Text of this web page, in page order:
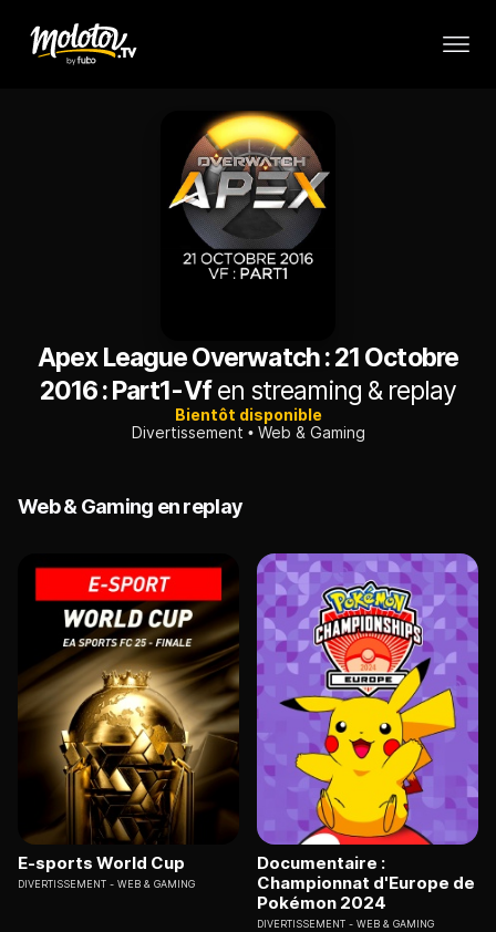
Apex League Overwatch : 21 Octobre
2016 : Part1-Vfen streaming & replay
Bientôt disponible
Divertissement
Web & Gaming
Web & Gaming en replay
E-sports World Cup
DIVERTISSEMENT WEB & GAMING
Documentaire :
Championnat d'Europe de
Pokémon 2024
DIVERTISSEMENT WEB & GAMING